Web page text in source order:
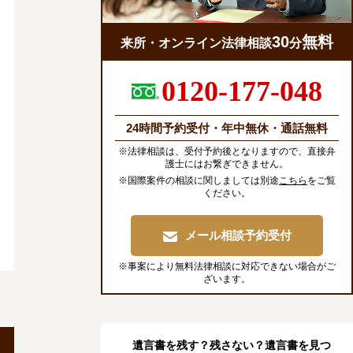
来所・オンライン法律相談30分無料
0120-177-048
24時間予約受付・年中無休・通話無料
※法律相談は、受付予約後となりますので、直接弁
護士にはお繋ぎできません。
※国際案件の相談に関しましては別途こちら をご覧
ください。
メール相談予約受付
※事案により無料法律相談に対応できない場合がご
ざいます。
遺言書を残す？残さない？遺言書を見つ